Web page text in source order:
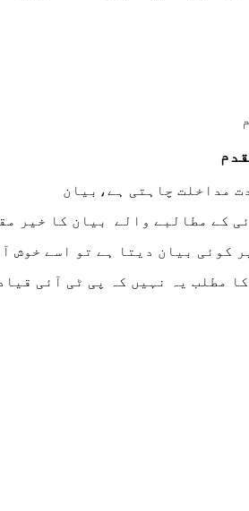
مداخلت چاہتی ہے،بیان
کے مطالبے والے بیان کا خیر
کوئی بیان دیتا ہے تو اسے خوش
مطلب یہ نہیں کہ پی ٹی آئی